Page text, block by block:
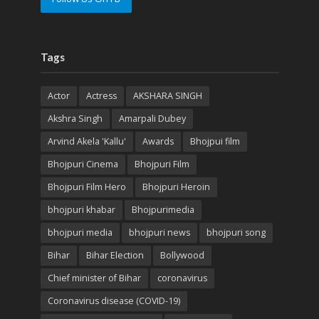
Tags
Actor Actress
AKSHARA SINGH
Akshra Singh
Amarpali Dubey
Arvind Akela 'Kallu'
Awards
Bhojpui film
Bhojpuri Cinema
Bhojpuri Film
Bhojpuri Film Hero
Bhojpuri Heroin
bhojpuri khabar
Bhojpurimedia
bhojpuri media
bhojpuri news
bhojpuri song
Bihar
Bihar Election
Bollywood
Chief minister of Bihar
coronavirus
Coronavirus disease (COVID-19)